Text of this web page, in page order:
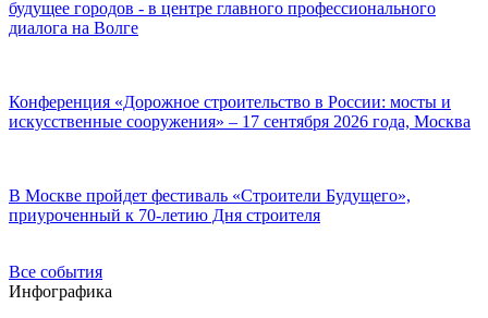
будущее городов - в центре главного профессионального
диалога на Волге
Конференция «Дорожное строительство в России: мосты и
искусственные сооружения» – 17 сентября 2026 года, Москва
В Москве пройдет фестиваль «Строители Будущего»,
приуроченный к 70-летию Дня строителя
Все события
Инфографика